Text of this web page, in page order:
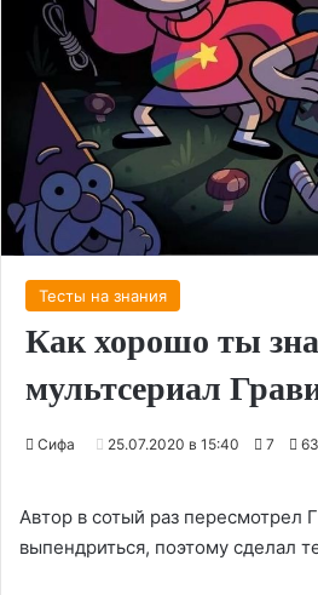
Тесты на знания
Как хорошо ты
мультсериал
Сифа 25.07.2020 в 15:40 7 63
Автор в сотый раз пересмотрел
выпендриться, поэтому сделал